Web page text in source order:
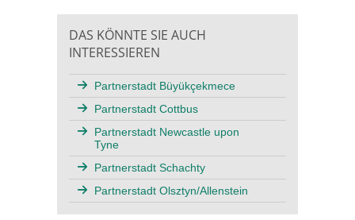
DAS KÖNNTE SIE AUCH
INTERESSIEREN
Partnerstadt Büyükçekmece
Partnerstadt Cottbus
Partnerstadt Newcastle upon
Tyne
Partnerstadt Schachty
Partnerstadt Olsztyn/Allenstein